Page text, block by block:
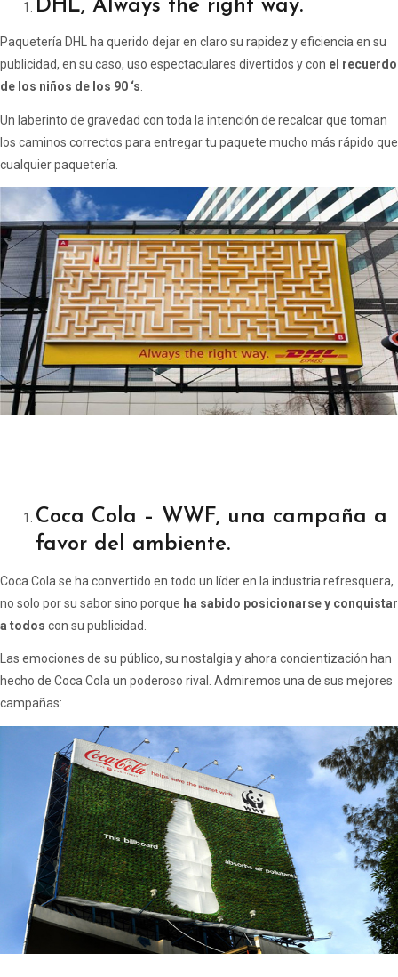
DHL, Always the right way.
Paquetería DHL ha querido dejar en claro su rapidez y eficiencia en su
publicidad, en su caso, uso espectaculares divertidos y con el recuerdo
de los niños de los 90 ‘s.
Un laberinto de gravedad con toda la intención de recalcar que toman
los caminos correctos para entregar tu paquete mucho más rápido que
cualquier paquetería.
Coca Cola – WWF, una campaña a
favor del ambiente.
Coca Cola se ha convertido en todo un líder en la industria refresquera,
no solo por su sabor sino porque ha sabido posicionarse y conquistar
a todos con su publicidad.
Las emociones de su público, su nostalgia y ahora concientización han
hecho de Coca Cola un poderoso rival. Admiremos una de sus mejores
campañas: